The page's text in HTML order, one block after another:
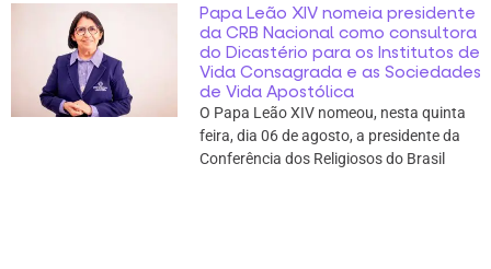
Papa Leão XIV nomeia presidente
da CRB Nacional como consultora
do Dicastério para os Institutos de
Vida Consagrada e as Sociedades
de Vida Apostólica
O Papa Leão XIV nomeou, nesta quinta
feira, dia 06 de agosto, a presidente da
Conferência dos Religiosos do Brasil